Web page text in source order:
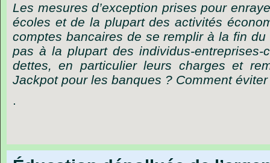
Les mesures d’exception prises pour
écoles et de la plupart des activités
comptes bancaires de se remplir à la fin
pas à la plupart des individus-entreprises-
dettes, en particulier leurs charges et
Jackpot pour les banques ? Comment
.